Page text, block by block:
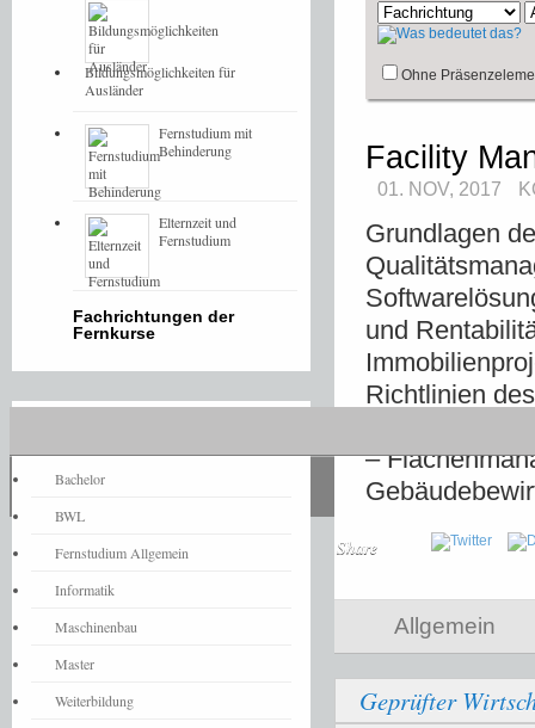
Ohne
Facility
01. NOV, 2017
Grundlagen
und
Richtlinien
–
Share
Allgemein
Geprüfter
Bildungsmöglichkeiten für
Ausländer
Fernstudium mit
Behinderung
Elternzeit und
Fernstudium
Fachrichtungen der
Fernkurse
Bachelor
BWL
Fernstudium Allgemein
Informatik
Maschinenbau
Master
Weiterbildung